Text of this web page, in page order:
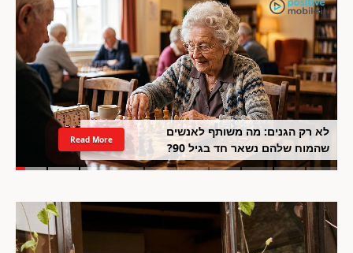
לא רק הגנים: מה משותף לאנשים
שהמוח שלהם נשאר חד בגיל 90?
Read More